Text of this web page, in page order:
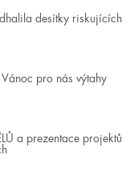
desítky riskujících
pro nás výtahy
a prezentace projektů